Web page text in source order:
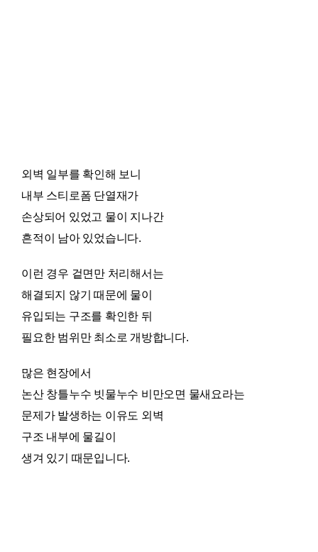
외벽 일부를 확인해 보니
내부 스티로폼 단열재가
손상되어 있었고 물이 지나간
흔적이 남아 있었습니다.
이런 경우 겉면만 처리해서는
해결되지 않기 때문에 물이
유입되는 구조를 확인한 뒤
필요한 범위만 최소로 개방합니다.
많은 현장에서
논산 창틀누수 빗물누수 비만오면 물새요라는
문제가 발생하는 이유도 외벽
구조 내부에 물길이
생겨 있기 때문입니다.